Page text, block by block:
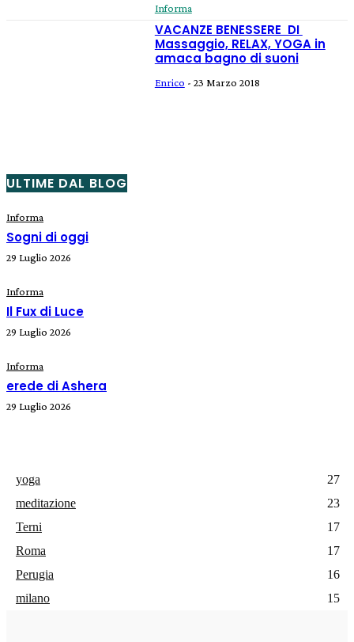
Informa
VACANZE BENESSERE DI
Massaggio, RELAX, YOGA in
amaca bagno di suoni
Enrico - 23 Marzo 2018
ULTIME DAL BLOG
Informa
Sogni di oggi
29 Luglio 2026
Informa
Il Fux di Luce
29 Luglio 2026
Informa
erede di Ashera
29 Luglio 2026
yoga
27
meditazione
23
Terni
17
Roma
17
Perugia
16
milano
15